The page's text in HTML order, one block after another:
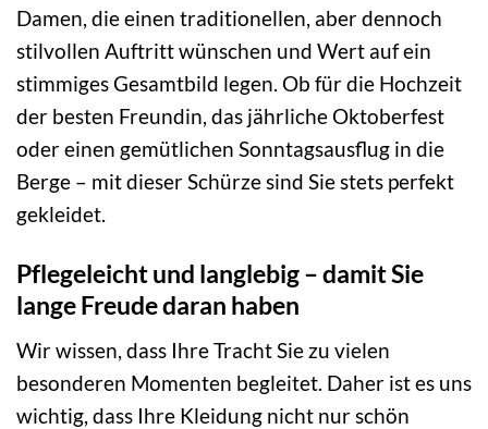
Damen, die einen traditionellen, aber dennoch
stilvollen Auftritt wünschen und Wert auf ein
stimmiges Gesamtbild legen. Ob für die Hochzeit
der besten Freundin, das jährliche Oktoberfest
oder einen gemütlichen Sonntagsausflug in die
Berge – mit dieser Schürze sind Sie stets perfekt
gekleidet.
Pflegeleicht und langlebig – damit Sie
lange Freude daran haben
Wir wissen, dass Ihre Tracht Sie zu vielen
besonderen Momenten begleitet. Daher ist es uns
wichtig, dass Ihre Kleidung nicht nur schön